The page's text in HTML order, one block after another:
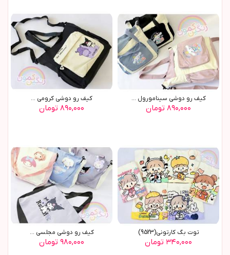
کیف رو دوشی سینامورول ...
۸۹۰,۰۰۰ تومان
کیف رو دوشی کرومی ...
۸۹۰,۰۰۰ تومان
توت بگ کارتوني(9523)
۳۴۰,۰۰۰ تومان
کيف رو دوشي مجلسي ...
۹۸۰,۰۰۰ تومان